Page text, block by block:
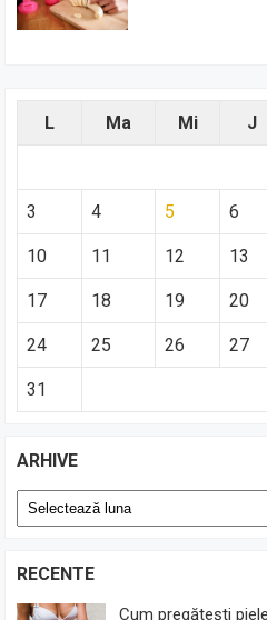
L Ma Mi J
3 4 5 6
10 11 12 13
17 18 19 20
24 25 26 27
31
ARHIVE
Arhive
RECENTE
Cum pregătești